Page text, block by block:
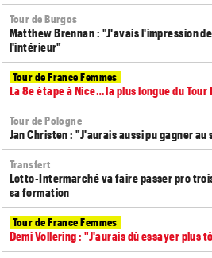
Tour de Burgos
Matthew Brennan : "J'avais l'impression
l'intérieur"
Tour de France Femmes
La 8e étape à Nice… la plus longue du Tour
Tour de Pologne
Jan Christen : "J'aurais aussi pu gagner au
Transfert
Lotto-Intermarché va faire passer pro
sa formation
Tour de France Femmes
Demi Vollering : "J'aurais dû essayer plus